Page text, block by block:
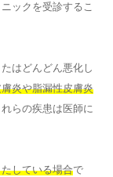
ックを受診するこ
はどんどん悪化し
炎や脂漏性皮膚炎
らの疾患は医師に
している場合で